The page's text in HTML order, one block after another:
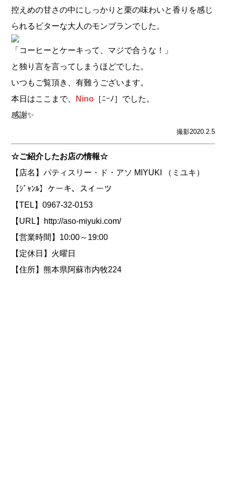
控えめの甘さの中にしっかりと栗の味わいと香りを感じ
られるビターな大人のモンブランでした。
「コーヒーとケーキって、マジで合うな！」
と独り言を言ってしまうほどでした。
いつもご覧頂き、有難うございます。
本日はここまで、
Nino ［ﾆｰﾉ］でした。
感謝✨
撮影2020.2.5
☆ご紹介したお店の情報☆
【店名】パティスリー・ド・アソ MIYUKI （ミユキ）
【ｼﾞｬﾝﾙ】ケーキ、スイーツ
【TEL】0967-32-0153
【URL】 http://aso-miyuki.com/
【営業時間】10:00～19:00
【定休日】火曜日
【住所】熊本県阿蘇市内牧224